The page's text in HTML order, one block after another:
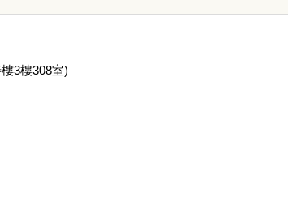
3樓308室)